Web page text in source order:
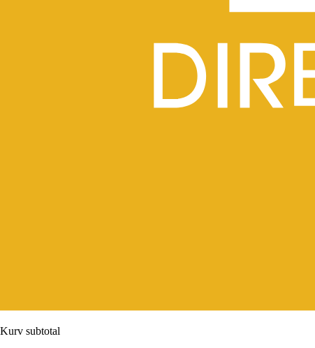
Kurv subtotal